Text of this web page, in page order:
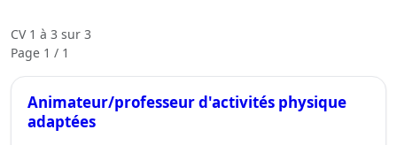
CV 1 à 3 sur 3
Page 1 / 1
Animateur/professeur d'activités physique
adaptées